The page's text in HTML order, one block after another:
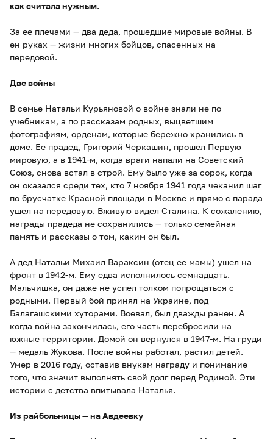
как считала нужным.
За ее плечами — два деда, прошедшие мировые войны. В
ен руках — жизни многих бойцов, спасенных на
передовой.
Две войны
В семье Натальи Курьяновой о войне знали не по
учебникам, а по рассказам родных, выцветшим
фотографиям, орденам, которые бережно хранились в
доме. Ее прадед, Григорий Черкашин, прошел Первую
мировую, а в 1941-м, когда враги напали на Советский
Союз, снова встал в строй. Ему было уже за сорок, когда
он оказался среди тех, кто 7 ноября 1941 года чеканил шаг
по брусчатке Красной площади в Москве и прямо с парада
ушел на передовую. Вживую видел Сталина. К сожалению,
награды прадеда не сохранились — только семейная
память и рассказы о том, каким он был.
А дед Натальи Михаил Вараксин (отец ее мамы) ушел на
фронт в 1942-м. Ему едва исполнилось семнадцать.
Мальчишка, он даже не успел толком попрощаться с
родными. Первый бой принял на Украине, под
Балагашскими хуторами. Воевал, был дважды ранен. А
когда война закончилась, его часть перебросили на
южные территории. Домой он вернулся в 1947-м. На груди
— медаль Жукова. После войны работал, растил детей.
Умер в 2016 году, оставив внукам награду и понимание
того, что значит выполнять свой долг перед Родиной. Эти
истории с детства впитывала Наталья.
Из райбольницы — на Авдеевку